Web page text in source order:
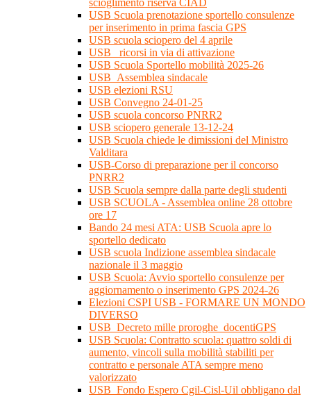
scioglimento riserva CIAD
USB Scuola prenotazione sportello consulenze
per inserimento in prima fascia GPS
USB scuola sciopero del 4 aprile
USB_ ricorsi in via di attivazione
USB Scuola Sportello mobilità 2025-26
USB_Assemblea sindacale
USB elezioni RSU
USB Convegno 24-01-25
USB scuola concorso PNRR2
USB sciopero generale 13-12-24
USB Scuola chiede le dimissioni del Ministro
Valditara
USB-Corso di preparazione per il concorso
PNRR2
USB Scuola sempre dalla parte degli studenti
USB SCUOLA - Assemblea online 28 ottobre
ore 17
Bando 24 mesi ATA: USB Scuola apre lo
sportello dedicato
USB scuola Indizione assemblea sindacale
nazionale il 3 maggio
USB Scuola: Avvio sportello consulenze per
aggiornamento o inserimento GPS 2024-26
Elezioni CSPI USB - FORMARE UN MONDO
DIVERSO
USB_Decreto mille proroghe_docentiGPS
USB Scuola: Contratto scuola: quattro soldi di
aumento, vincoli sulla mobilità stabiliti per
contratto e personale ATA sempre meno
valorizzato
USB_Fondo Espero Cgil-Cisl-Uil obbligano dal